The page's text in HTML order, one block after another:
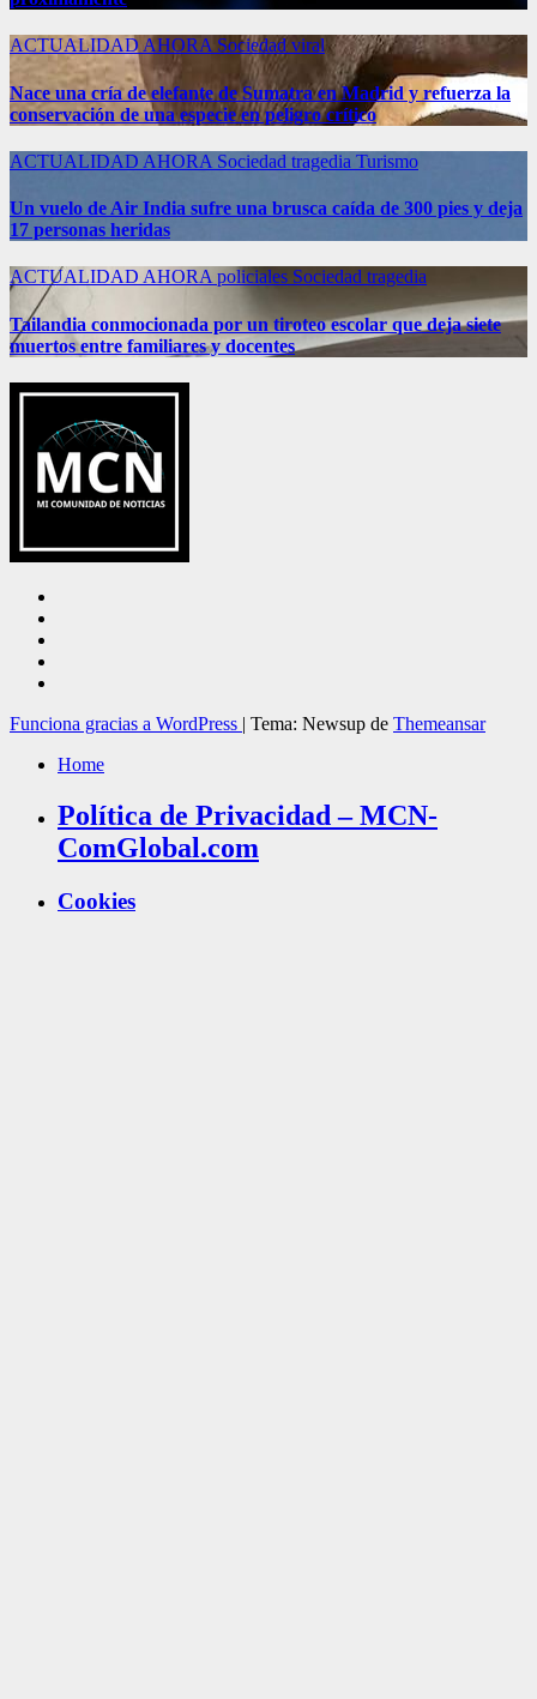
ACTUALIDAD AHORA Sociedadviral
Nace una cría de elefante de Sumatra en Madrid y refuerza la
conservación de una especie en peligro crítico
ACTUALIDAD AHORA Sociedad tragedia Turismo
Un vuelo de Air India sufre una brusca caída de 300 pies y deja
17 personas heridas
ACTUALIDAD AHORApoliciales Sociedad tragedia
Tailandia conmocionada por un tiroteo escolar que deja siete
muertos entre familiares y docentes
Funciona gracias a WordPress | Tema: Newsup de Themeansar
Home
Política de Privacidad – MCN-
ComGlobal.com
Cookies